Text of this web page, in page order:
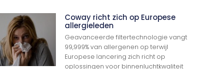
Coway richt zich op Europese
allergieleden
Geavanceerde filtertechnologie vangt
99,999% van allergenen op terwijl
Europese lancering zich richt op
oplossingen voor binnenluchtkwaliteit